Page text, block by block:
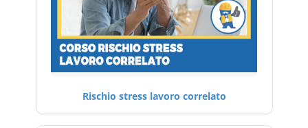
Rischio stress lavoro correlato